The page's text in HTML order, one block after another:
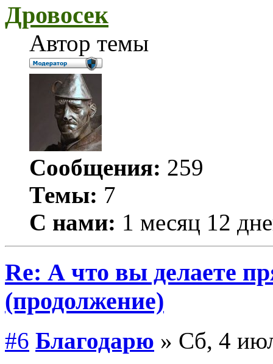
Дровосек
Автор темы
Сообщения: 259
Темы: 7
С нами: 1 месяц 12
Re: А что вы делаете
(продолжение)
#6 Благодарю » Сб, 4